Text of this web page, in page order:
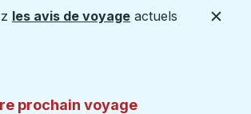
les avis de voyage actuels
prochain voyage